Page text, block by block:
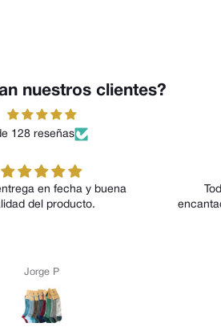
nuestros clientes?
128 reseñas
buena
Todos los modelos
encantado tanto por su
por su